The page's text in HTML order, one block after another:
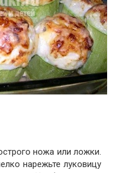
ножа или ложки.
нарежьте луковицу